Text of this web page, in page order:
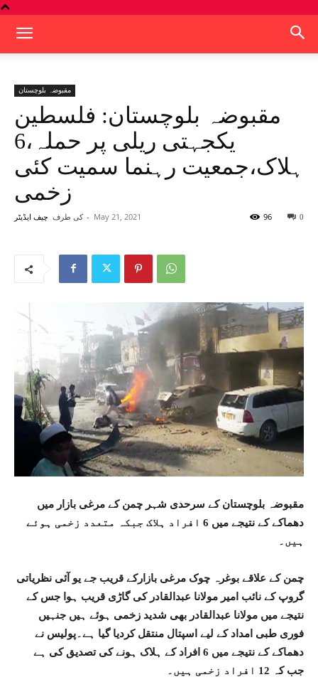
مقبوضہ بلوچستان
مقبوضہ بلوچستان: فلسطین
یکجہتی ریلی پر حملہ،6
ہلاک،جمعیت رہنما سمیت کئی
زخمی
کی طرف چیف ایڈیٹر - May 21, 2021 0
96
مقبوضہ بلوچستان کے سرحدی شہر چمن کے مرغی بازار میں
دھماکے کے نتیجے میں 6 افراد ہلاک جبکہ متعدد زخمی ہوئے
ہیں۔
چمن کے علاقے بوغرہ چوک مرغی بازارکے قریب جے یو آئی نظریاتی
گروپ کے نائب امیر مولانا عبدالقادر کی گاڑی قریب ہوا جس کے
نتیجے میں مولانا عبدالقادر بھی شدید زخمی ہوئے ہیں جنہیں
فوری طبی امداد کے لیے اسپتال منتقل کردیا گیا ہے۔پولیس نے
دھماکے کے نتیجے میں 6 افراد کے ہلاک ہونے کی تصدیق کی ہے
جب کہ 12 افراد زخمی ہیں۔